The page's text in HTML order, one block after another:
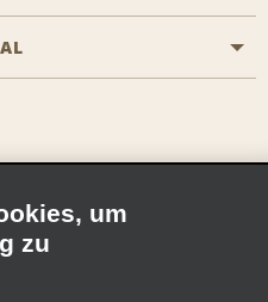
Nutzungsbedingungen
Richtlinie
um
zu